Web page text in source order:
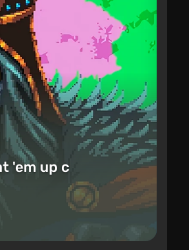
'em up с